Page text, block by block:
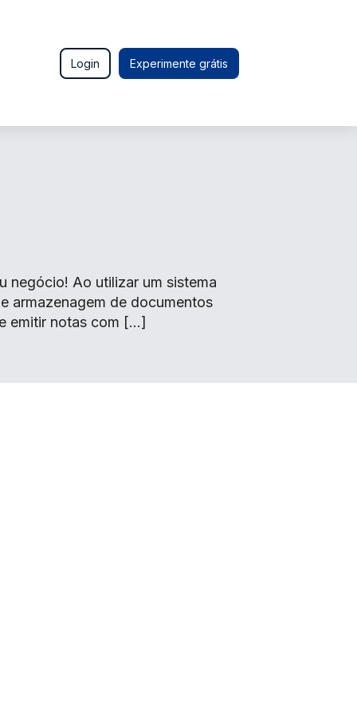
Login Experimente grátis
negócio! Ao utilizar um sistema
armazenagem de documentos
emitir notas com […]